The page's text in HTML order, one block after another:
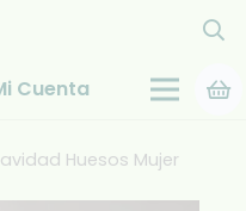
Cuenta
Huesos Mujer